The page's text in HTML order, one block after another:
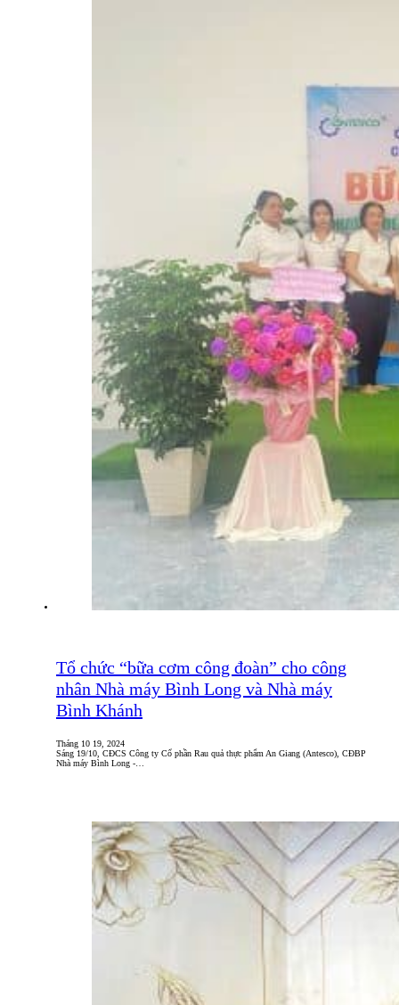
Tổ chức “bữa cơm công đoàn” cho công
nhân Nhà máy Bình Long và Nhà máy
Bình Khánh
Tháng 10 19, 2024
Sáng 19/10, CĐCS Công ty Cổ phần Rau quả thực phẩm An Giang (Antesco), CĐBP
Nhà máy Bình Long -…